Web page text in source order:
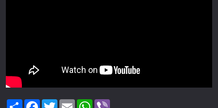
ShareFacebook
TwitterEmail WhatsApp